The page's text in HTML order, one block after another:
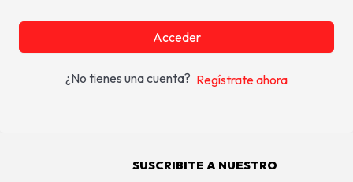
Acceder
¿No tienes una cuenta? Regístrate ahora
SUSCRIBITE A NUESTRO